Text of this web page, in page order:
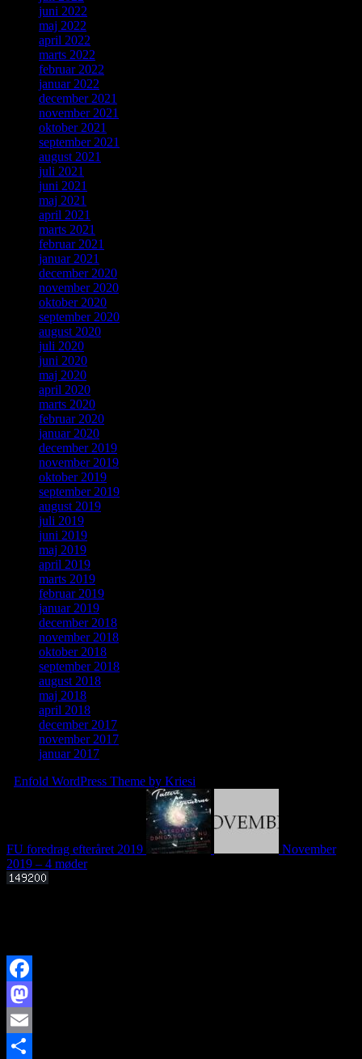
juni 2022
maj 2022
april 2022
marts 2022
februar 2022
januar 2022
december 2021
november 2021
oktober 2021
september 2021
august 2021
juli 2021
juni 2021
maj 2021
april 2021
marts 2021
februar 2021
januar 2021
december 2020
november 2020
oktober 2020
september 2020
august 2020
juli 2020
juni 2020
maj 2020
april 2020
marts 2020
februar 2020
januar 2020
december 2019
november 2019
oktober 2019
september 2019
august 2019
juli 2019
juni 2019
maj 2019
april 2019
marts 2019
februar 2019
januar 2019
december 2018
november 2018
oktober 2018
september 2018
august 2018
maj 2018
april 2018
december 2017
november 2017
januar 2017
Enfold WordPress Theme by Kriesi
FU foredrag efteråret 2019
November
2019 – 4 møder
Facebook
Mastodon
Email